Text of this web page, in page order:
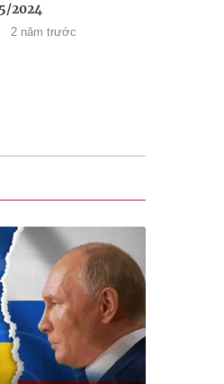
2024
2 năm trước